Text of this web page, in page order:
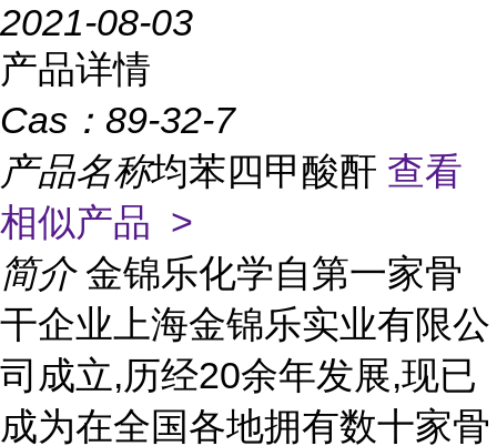
2021-08-03
产品详情
Cas： 89-32-7
产品名称均苯四甲酸酐 查看
相似产品 >
简介 金锦乐化学自第一家骨
干企业上海金锦乐实业有限公
司成立,历经20余年发展,现已
成为在全国各地拥有数十家骨